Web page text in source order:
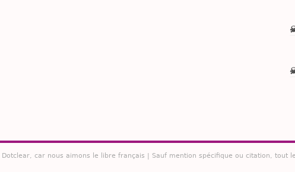
Dotclear , car nous aimons le libre français | Sauf mention spécifique ou citation, tout